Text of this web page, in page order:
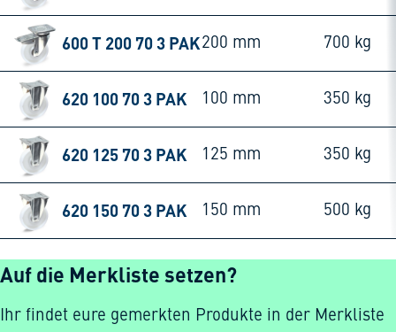
600 T 200 70 3 PAK200 mm 700 kg
620 100 70 3 PAK 100 mm 350 kg
620 125 70 3 PAK 125 mm 350 kg
620 150 70 3 PAK 150 mm 500 kg
Auf die Merkliste setzen?
Ihr findet eure gemerkten Produkte in der Merkliste